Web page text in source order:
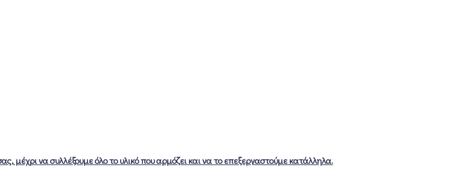
μέχρι να συλλέξουμε όλο το υλικό που αρμόζει και να το επεξεργαστούμε κατάλληλα.